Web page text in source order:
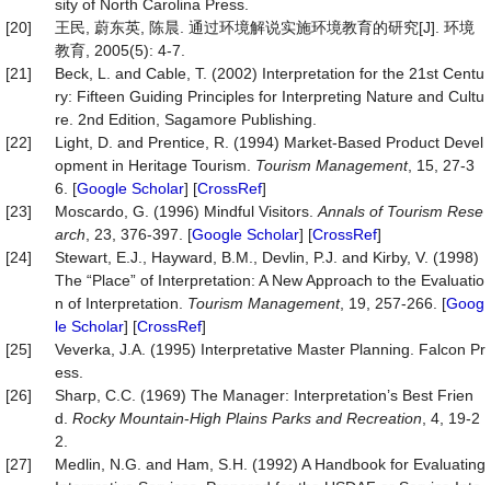
sity of North Carolina Press.
[20]
王民, 蔚东英, 陈晨. 通过环境解说实施环境教育的研究[J]. 环境
教育, 2005(5): 4-7.
[21]
Beck, L. and Cable, T. (2002) Interpretation for the 21st Centu
ry: Fifteen Guiding Principles for Interpreting Nature and Cultu
re. 2nd Edition, Sagamore Publishing.
[22]
Light, D. and Prentice, R. (1994) Market-Based Product Devel
opment in Heritage Tourism. Tourism Management, 15, 27-3
6. [Google Scholar] [CrossRef]
[23]
Moscardo, G. (1996) Mindful Visitors. Annals of Tourism Rese
arch , 23, 376-397. [Google Scholar] [CrossRef]
[24]
Stewart, E.J., Hayward, B.M., Devlin, P.J. and Kirby, V. (1998)
The “Place” of Interpretation: A New Approach to the Evaluatio
n of Interpretation. Tourism Management, 19, 257-266. [Goog
le Scholar] [CrossRef]
[25]
Veverka, J.A. (1995) Interpretative Master Planning. Falcon Pr
ess.
[26]
Sharp, C.C. (1969) The Manager: Interpretation’s Best Frien
d. Rocky Mountain-High Plains Parks and Recreation , 4, 19-2
2.
[27]
Medlin, N.G. and Ham, S.H. (1992) A Handbook for Evaluating